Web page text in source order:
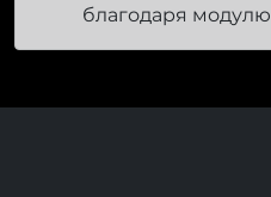
благодаря модулю